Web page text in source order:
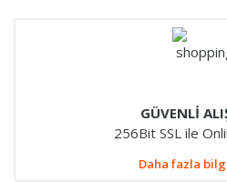
GÜVENLİ
256Bit SSL ile
Daha fazla